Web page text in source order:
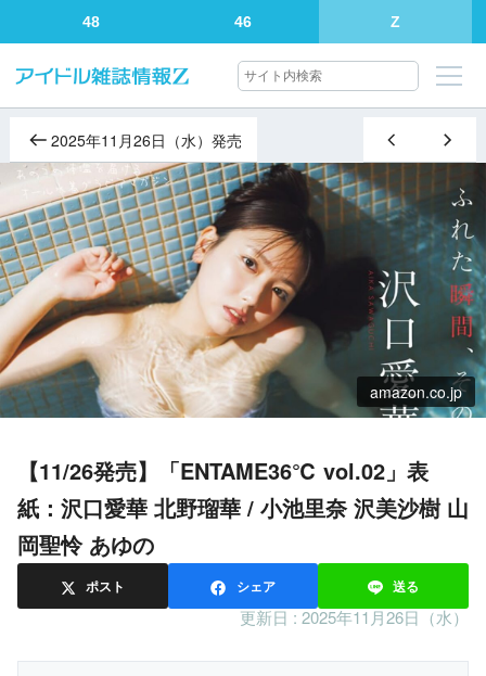
48 46 Z
2025年11月26日（水）発売
amazon.co.jp
【11/26発売】「ENTAME36℃ vol.02」表
紙：沢口愛華 北野瑠華 / 小池里奈 沢美沙樹 山
岡聖怜 あゆの
ポスト シェア 送る
更新日 : 2025年11月26日（水）